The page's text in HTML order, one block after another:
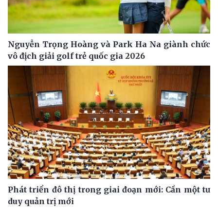
Nguyễn Trọng Hoàng và Park Ha Na giành chức
vô địch giải golf trẻ quốc gia 2026
Phát triển đô thị trong giai đoạn mới: Cần một tư
duy quản trị mới